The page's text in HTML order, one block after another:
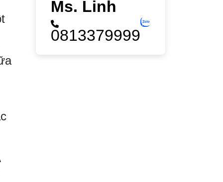
Ms. Linh
0813379999